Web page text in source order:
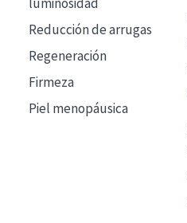
Reducción de arrugas
Regeneración
Firmeza
Piel menopáusica